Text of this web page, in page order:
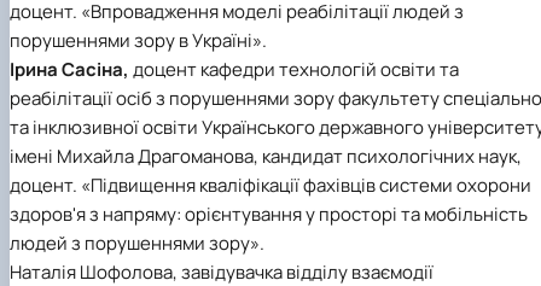
доцент. «Впровадження моделі реабілітації людей з
порушеннями зору в Україні».
Ірина Сасіна, доцент кафедри технологій освіти та
реабілітації осіб з порушеннями зору факультету
та інклюзивної освіти Українського державного
імені Михайла Драгоманова, кандидат психологічних наук,
доцент. «Підвищення кваліфікації фахівців системи охорони
здоров'я з напряму: орієнтування у просторі та мобільність
людей з порушеннями зору».
Наталія Шофолова, завідувачка відділу взаємодії